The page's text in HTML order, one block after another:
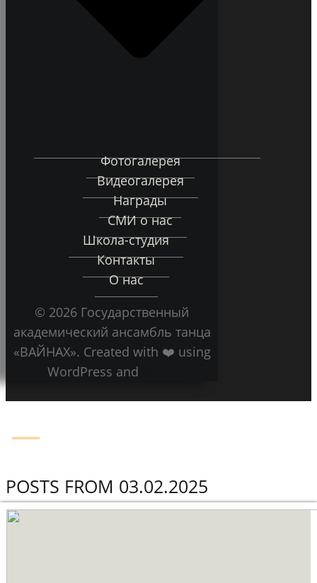
Фотогалерея
Видеогалерея
Награды
СМИ о нас
Школа-студия
Контакты
О нас
© 2026 Государственный
академический ансамбль танца
«ВАЙНАХ». Created with ❤️ using
WordPress and
POSTS FROM 03.02.2025